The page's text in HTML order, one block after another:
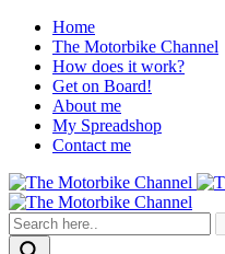
Home
The Motorbike Channel
How does it work?
Get on Board!
About me
My Spreadshop
Contact me